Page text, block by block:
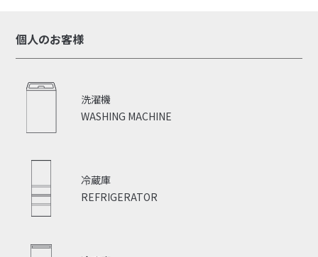
個人のお客様
WASHING MACHINE
洗濯機
REFRIGERATOR
冷蔵庫